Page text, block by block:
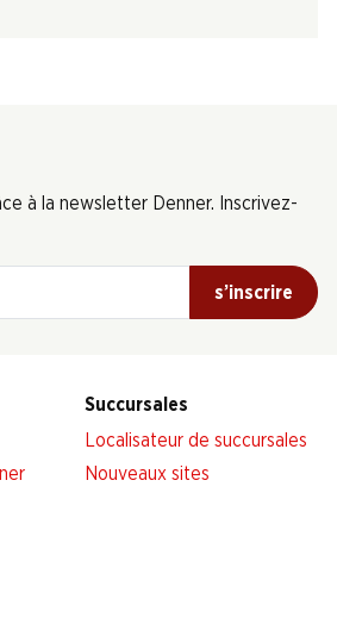
à la newsletter Denner. Inscrivez-
s’inscrire
Succursales
Localisateur de succursales
Nouveaux sites